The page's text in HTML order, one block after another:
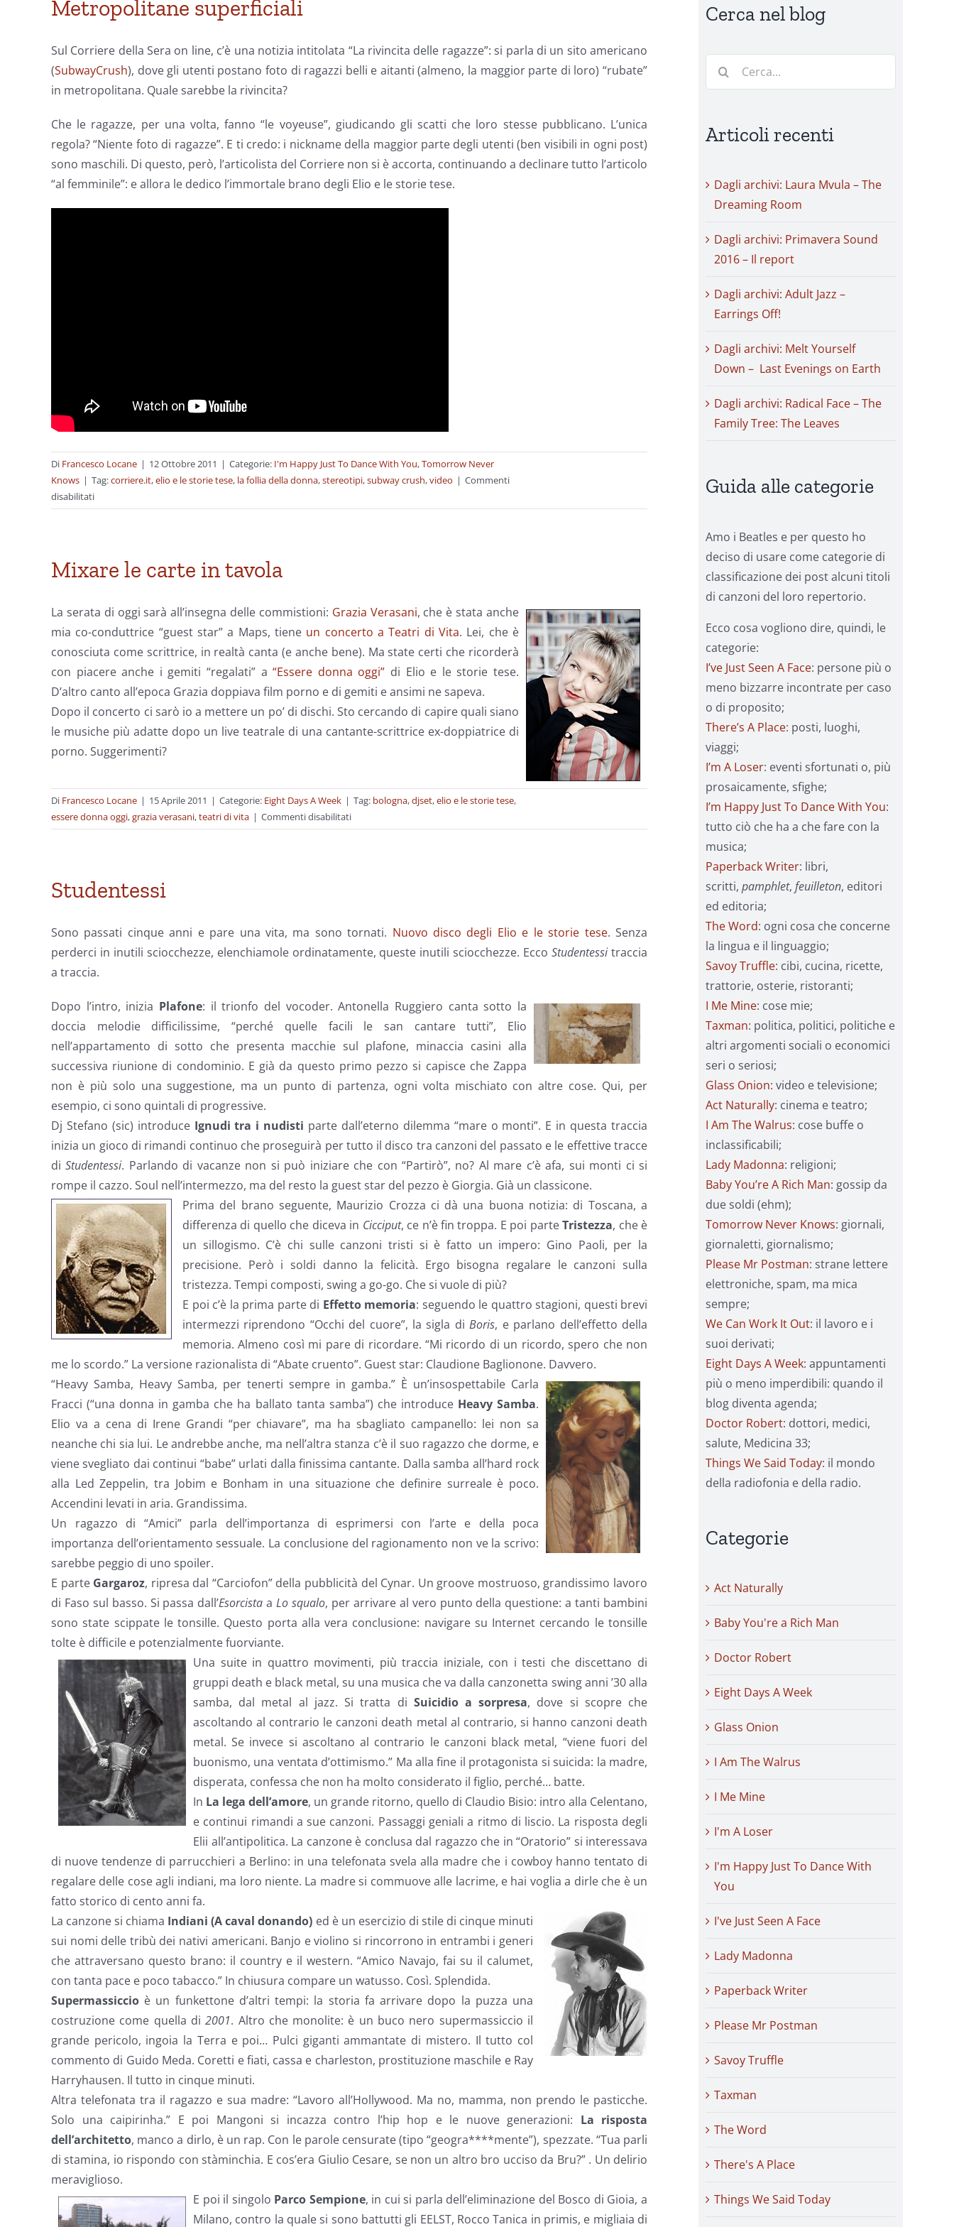
Metropolitane superficiali
Sul Corriere della Sera on line, c’è una notizia intitolata “La rivincita delle ragazze”: si parla di un sito americano
(SubwayCrush), dove gli utenti postano foto di ragazzi belli e aitanti (almeno, la maggior parte di loro) “rubate”
in metropolitana. Quale sarebbe la rivincita?
Che le ragazze, per una volta, fanno “le voyeuse”, giudicando gli scatti che loro stesse pubblicano. L’unica
regola? “Niente foto di ragazze”. E ti credo: i nickname della maggior parte degli utenti (ben visibili in ogni post)
sono maschili. Di questo, però, l’articolista del Corriere non si è accorta, continuando a declinare tutto l’articolo
“al femminile”: e allora le dedico l’immortale brano degli Elio e le storie tese.
Di Francesco Locane | 12 Ottobre 2011 | Categorie: I'm Happy Just To Dance With You,Tomorrow Never
Knows | Tag:corriere.it,elio e le storie tese, la follia della donna,stereotipi,subway crush,video | Commenti
disabilitatisu
Metropolitane
Mixare le carte in tavola
La serata di oggi sarà all’insegna delle commistioni: Grazia Verasani, che è stata anche
mia co-conduttrice “guest star” a Maps, tiene un concerto a Teatri di Vita. Lei, che è
conosciuta come scrittrice, in realtà canta (e anche bene). Ma state certi che ricorderà
con piacere anche i gemiti “regalati” a“Essere donna oggi” di Elio e le storie tese.
D’altro canto all’epoca Grazia doppiava film porno e di gemiti e ansimi ne sapeva.
Dopo il concerto ci sarò io a mettere un po’ di dischi. Sto cercando di capire quali siano
le musiche più adatte dopo un live teatrale di una cantante-scrittrice ex-doppiatrice di
porno. Suggerimenti?
Di Francesco Locane | 15 Aprile 2011 | Categorie: Eight Days A Week | Tag: bologna,djset,elio e le storie tese,
essere donna oggi,grazia verasani,teatri di vita | Commenti disabilitatisu
Mixare
Studentessi
Sono passati cinque anni e pare una vita, ma sono tornati. Nuovo disco degli Elio e le storie tese. Senza
perderci in inutili sciocchezze, elenchiamole ordinatamente, queste inutili sciocchezze. EccoStudentessi traccia
a traccia.
Dopo l’intro, inizia Plafone: il trionfo del vocoder. Antonella Ruggiero canta sotto la
doccia melodie difficilissime, “perché quelle facili le san cantare tutti”, Elio
nell’appartamento di sotto che presenta macchie sul plafone, minaccia casini alla
successiva riunione di condominio. E già da questo primo pezzo si capisce che Zappa
non è più solo una suggestione, ma un punto di partenza, ogni volta mischiato con altre cose. Qui, per
esempio, ci sono quintali di progressive.
Dj Stefano (sic) introduceIgnudi tra i nudisti parte dall’eterno dilemma “mare o monti”. E in questa traccia
inizia un gioco di rimandi continuo che proseguirà per tutto il disco tra canzoni del passato e le effettive tracce
diStudentessi. Parlando di vacanze non si può iniziare che con “Partirò”, no? Al mare c’è afa, sui monti ci si
rompe il cazzo. Soul nell’intermezzo, ma del resto la guest star del pezzo è Giorgia. Già un classicone.
Prima del brano seguente, Maurizio Crozza ci dà una buona notizia: di Toscana, a
differenza di quello che diceva in Cicciput, ce n’è fin troppa. E poi parte Tristezza, che è
un sillogismo. C’è chi sulle canzoni tristi si è fatto un impero: Gino Paoli, per la
precisione. Però i soldi danno la felicità. Ergo bisogna regalare le canzoni sulla
tristezza. Tempi composti, swing a go-go. Che si vuole di più?
E poi c’è la prima parte di Effetto memoria: seguendo le quattro stagioni, questi brevi
intermezzi riprendono “Occhi del cuore”, la sigla diBoris, e parlano dell’effetto della
memoria. Almeno così mi pare di ricordare. “Mi ricordo di un ricordo, spero che non
me lo scordo.” La versione razionalista di “Abate cruento”. Guest star: Claudione Baglionone. Davvero.
“Heavy Samba, Heavy Samba, per tenerti sempre in gamba.” È un’insospettabile Carla
Fracci (“una donna in gamba che ha ballato tanta samba”) che introduce Heavy Samba.
Elio va a cena di Irene Grandi “per chiavare”, ma ha sbagliato campanello: lei non sa
neanche chi sia lui. Le andrebbe anche, ma nell’altra stanza c’è il suo ragazzo che dorme, e
viene svegliato dai continui “babe” urlati dalla finissima cantante. Dalla samba all’hard rock
alla Led Zeppelin, tra Jobim e Bonham in una situazione che definire surreale è poco.
Accendini levati in aria. Grandissima.
Un ragazzo di “Amici” parla dell’importanza di esprimersi con l’arte e della poca
importanza dell’orientamento sessuale. La conclusione del ragionamento non ve la scrivo:
sarebbe peggio di uno spoiler.
E parte Gargaroz, ripresa dal “Carciofon” della pubblicità del Cynar. Un groove mostruoso, grandissimo lavoro
di Faso sul basso. Si passa dall’Esorcista aLo squalo, per arrivare al vero punto della questione: a tanti bambini
sono state scippate le tonsille. Questo porta alla vera conclusione: navigare su Internet cercando le tonsille
tolte è difficile e potenzialmente fuorviante.
Una suite in quattro movimenti, più traccia iniziale, con i testi che discettano di
gruppi death e black metal, su una musica che va dalla canzonetta swing anni ’30 alla
samba, dal metal al jazz. Si tratta di Suicidio a sorpresa, dove si scopre che
ascoltando al contrario le canzoni death metal al contrario, si hanno canzoni death
metal. Se invece si ascoltano al contrario le canzoni black metal, “viene fuori del
buonismo, una ventata d’ottimismo.” Ma alla fine il protagonista si suicida: la madre,
disperata, confessa che non ha molto considerato il figlio, perché… batte.
In La lega dell’amore, un grande ritorno, quello di Claudio Bisio: intro alla Celentano,
e continui rimandi a sue canzoni. Passaggi geniali a ritmo di liscio. La risposta degli
Elii all’antipolitica. La canzone è conclusa dal ragazzo che in “Oratorio” si interessava
di nuove tendenze di parrucchieri a Berlino: in una telefonata svela alla madre che i cowboy hanno tentato di
regalare delle cose agli indiani, ma loro niente. La madre si commuove alle lacrime, e hai voglia a dirle che è un
fatto storico di cento anni fa.
La canzone si chiama Indiani (A caval donando) ed è un esercizio di stile di cinque minuti
sui nomi delle tribù dei nativi americani. Banjo e violino si rincorrono in entrambi i generi
che attraversano questo brano: il country e il western. “Amico Navajo, fai su il calumet,
con tanta pace e poco tabacco.” In chiusura compare un watusso. Così. Splendida.
Supermassiccio è un funkettone d’altri tempi: la storia fa arrivare dopo la puzza una
costruzione come quella di2001. Altro che monolite: è un buco nero supermassiccio il
grande pericolo, ingoia la Terra e poi… Pulci giganti ammantate di mistero. Il tutto col
commento di Guido Meda. Coretti e fiati, cassa e charleston, prostituzione maschile e Ray
Harryhausen. Il tutto in cinque minuti.
Altra telefonata tra il ragazzo e sua madre: “Lavoro all’Hollywood. Ma no, mamma, non prendo le pasticche.
Solo una caipirinha.” E poi Mangoni si incazza contro l’hip hop e le nuove generazioni: La risposta
dell’architetto, manco a dirlo, è un rap. Con le parole censurate (tipo “geogra****mente”), spezzate. “Tua parli
di stamina, io rispondo con stàminchia. E cos’era Giulio Cesare, se non un altro bro ucciso da Bru?” . Un delirio
meraviglioso.
E poi il singolo Parco Sempione, in cui si parla dell’eliminazione del Bosco di Gioia, a
Milano, contro la quale si sono battutti gli EELST, Rocco Tanica in primis, e migliaia di
Cerca nel blog
Cerca
Articoli recenti
Dagli archivi: Laura Mvula – The
Dreaming Room
Dagli archivi: Primavera Sound
2016 – Il report
Dagli archivi: Adult Jazz –
Earrings Off!
Dagli archivi: Melt Yourself
Down – Last Evenings on Earth
Dagli archivi: Radical Face – The
Family Tree: The Leaves
Guida alle categorie
Amo i Beatles e per questo ho
deciso di usare come categorie di
classificazione dei post alcuni titoli
di canzoni del loro repertorio.
Ecco cosa vogliono dire, quindi, le
categorie:
I’ve Just Seen A Face: persone più o
meno bizzarre incontrate per caso
o di proposito;
There’s A Place: posti, luoghi,
viaggi;
I’m A Loser: eventi sfortunati o, più
prosaicamente, sfighe;
I’m Happy Just To Dance With You:
tutto ciò che ha a che fare con la
musica;
Paperback Writer: libri,
scritti, pamphlet, feuilleton, editori
ed editoria;
The Word: ogni cosa che concerne
la lingua e il linguaggio;
Savoy Truffle: cibi, cucina, ricette,
trattorie, osterie, ristoranti;
I Me Mine: cose mie;
Taxman: politica, politici, politiche e
altri argomenti sociali o economici
seri o seriosi;
Glass Onion: video e televisione;
Act Naturally: cinema e teatro;
I Am The Walrus: cose buffe o
inclassificabili;
Lady Madonna: religioni;
Baby You’re A Rich Man: gossip da
due soldi (ehm);
Tomorrow Never Knows: giornali,
giornaletti, giornalismo;
Please Mr Postman: strane lettere
elettroniche, spam, ma mica
sempre;
We Can Work It Out: il lavoro e i
suoi derivati;
Eight Days A Week: appuntamenti
più o meno imperdibili: quando il
blog diventa agenda;
Doctor Robert: dottori, medici,
salute, Medicina 33;
Things We Said Today: il mondo
della radiofonia e della radio.
Categorie
Act Naturally
Baby You're a Rich Man
Doctor Robert
Eight Days A Week
Glass Onion
I Am The Walrus
I Me Mine
I'm A Loser
I'm Happy Just To Dance With
You
I've Just Seen A Face
Lady Madonna
Paperback Writer
Please Mr Postman
Savoy Truffle
Taxman
The Word
There's A Place
Things We Said Today